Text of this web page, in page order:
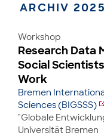
ARCHIV 2025
Workshop
Research Data
Social
Work
Bremen
Sciences (BIGSSS)
"Globale
Universität Bremen